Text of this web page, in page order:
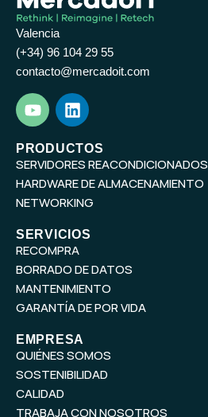
Valencia
(+34) 96 104 29 55
contacto@mercadoit.com
Y
o
u
t
u
b
e
L
i
n
k
e
d
i
PRODUCTOS
SERVIDORES REACONDICIONADOS
HARDWARE DE ALMACENAMIENTO
NETWORKING
SERVICIOS
RECOMPRA
BORRADO DE DATOS
MANTENIMIENTO
GARANTÍA DE POR VIDA
EMPRESA
QUIÉNES SOMOS
SOSTENIBILIDAD
CALIDAD
TRABAJA CON NOSOTROS